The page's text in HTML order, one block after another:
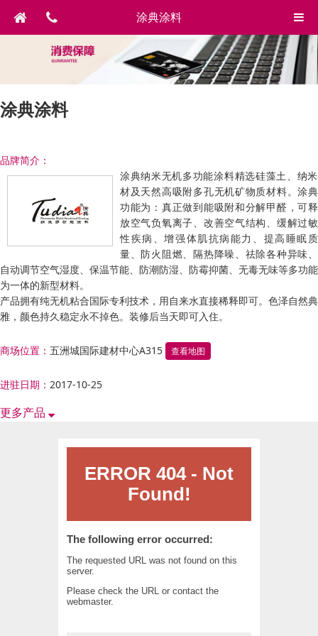
涂典涂料
涂典涂料
品牌简介：
涂典纳米无机多功能涂料精选硅藻土、纳米
材及天然高吸附多孔无机矿物质材料。涂典
功能为：真正做到能吸附和分解甲醛，可释
放空气负氧离子、改善空气结构、缓解过敏
性疾病、增强体肌抗病能力、提高睡眠质
量、防火阻燃、隔热降噪、祛除各种异味、
自动调节空气湿度、保温节能、防潮防湿、防霉抑菌、无毒无味等多功能
为一体的新型材料。
产品拥有纯无机粘合国际专利技术，用自来水直接稀释即可。色泽自然典
雅，颜色持久稳定永不掉色。装修后当天即可入住。
商场位置： 五洲城国际建材中心A315 查看地图
进驻日期： 2017-10-25
更多产品